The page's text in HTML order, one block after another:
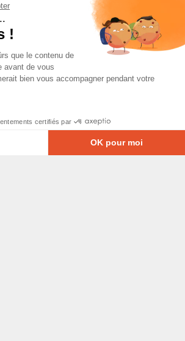
!
que le contenu de
avant de vous
bien vous accompagner pendant votre
certifiés par
OK pour moi